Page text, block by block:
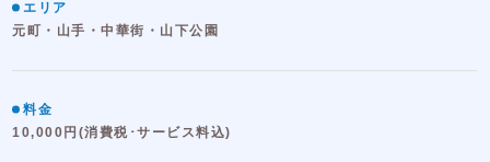
エリア
元町・山手・中華街・山下公園
料金
10,000円(消費税･サービス料込)